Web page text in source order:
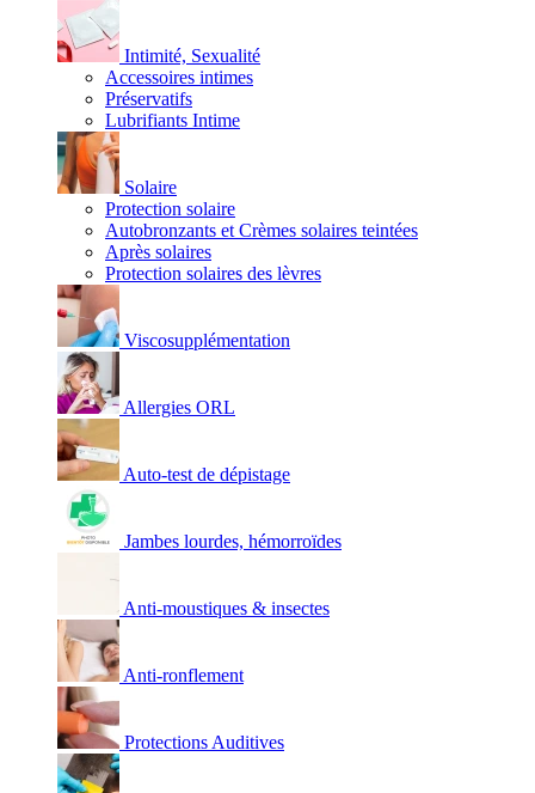
Intimité, Sexualité
Accessoires intimes
Préservatifs
Lubrifiants Intime
Solaire
Protection solaire
Autobronzants et Crèmes solaires teintées
Après solaires
Protection solaires des lèvres
Viscosupplémentation
Allergies ORL
Auto-test de dépistage
Jambes lourdes, hémorroïdes
Anti-moustiques & insectes
Anti-ronflement
Protections Auditives